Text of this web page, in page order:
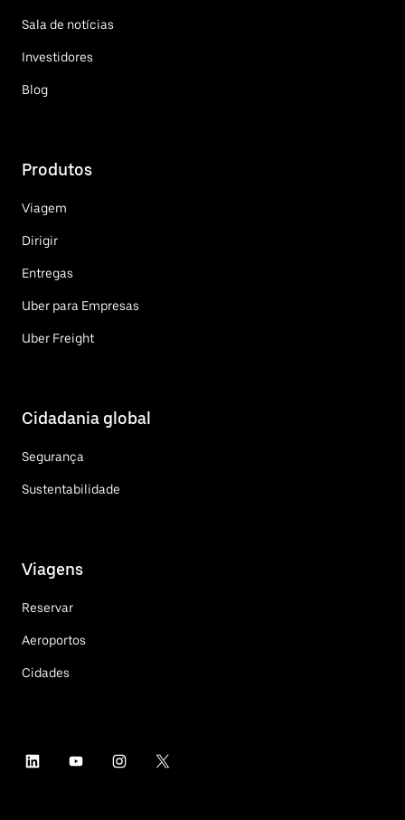
Sala de notícias
Investidores
Blog
Produtos
Viagem
Dirigir
Entregas
Uber para Empresas
Uber Freight
Cidadania global
Segurança
Sustentabilidade
Viagens
Reservar
Aeroportos
Cidades